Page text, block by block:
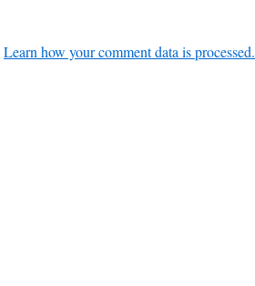
Learn how your comment data is processed.